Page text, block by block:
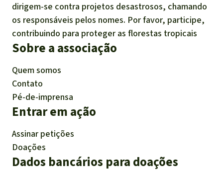
dirigem-se contra projetos desastrosos, chamando
os responsáveis pelos nomes. Por favor, participe,
contribuindo para proteger as florestas tropicais
Sobre a associação
Quem somos
Contato
Pé-de-imprensa
Entrar em ação
Assinar petições
Doações
Dados bancários para doações